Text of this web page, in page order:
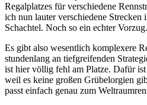
Regalplatzes für verschiedene
ich nun lauter verschiedene
Schachtel. Noch so ein echter Vorzug.
Es gibt also wesentlich komplexere
stundenlang an tiefgreifenden
ist hier völlig fehl am Platze. Dafür
weil es keine großen Grübelorgien
passt einfach genau zum